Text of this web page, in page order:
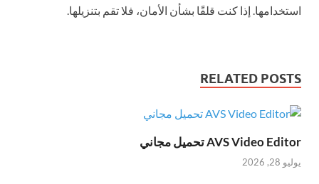
استخدامها. إذا كنت قلقًا بشأن الأمان، فلا تقم بتنزيلها.
RELATED POSTS
AVS Video Editor تحميل مجاني
يوليو 28, 2026